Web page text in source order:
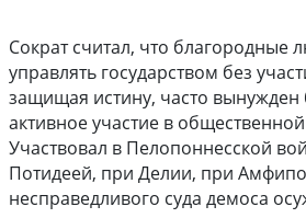
Сократ считал, что благородные
управлять государством без
защищая истину, часто
активное участие в
Участвовал в Пелопоннесской
Потидеей, при Делии, при
несправедливого суда демоса